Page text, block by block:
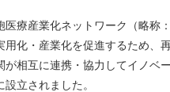
療産業化ネットワーク（略称：
用化・産業化を促進するため、
が相互に連携・協力してイノベ
立されました。